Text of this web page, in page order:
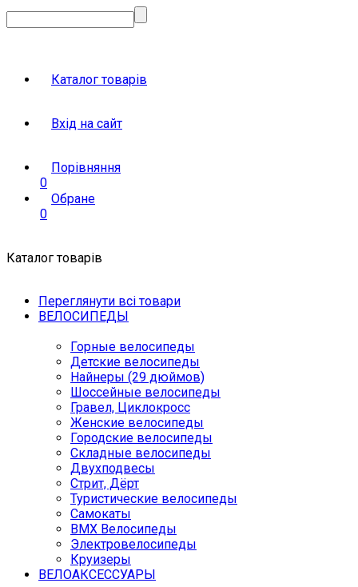
Каталог товарів
Вхід на сайт
Порівняння
0
Обране
0
Каталог товарів
Переглянути всі товари
ВЕЛОСИПЕДЫ
Горные велосипеды
Детские велосипеды
Найнеры (29 дюймов)
Шоссейные велосипеды
Гравел, Циклокросс
Женские велосипеды
Городcкие велосипеды
Складные велосипеды
Двухподвесы
Стрит, Дёрт
Туристические велосипеды
Самокаты
BMX Велосипеды
Электровелосипеды
Круизеры
ВЕЛОАКСЕССУАРЫ